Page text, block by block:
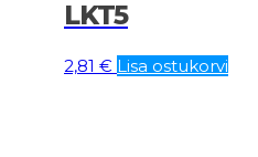
LKT5
2,81 € Lisa ostukorvi